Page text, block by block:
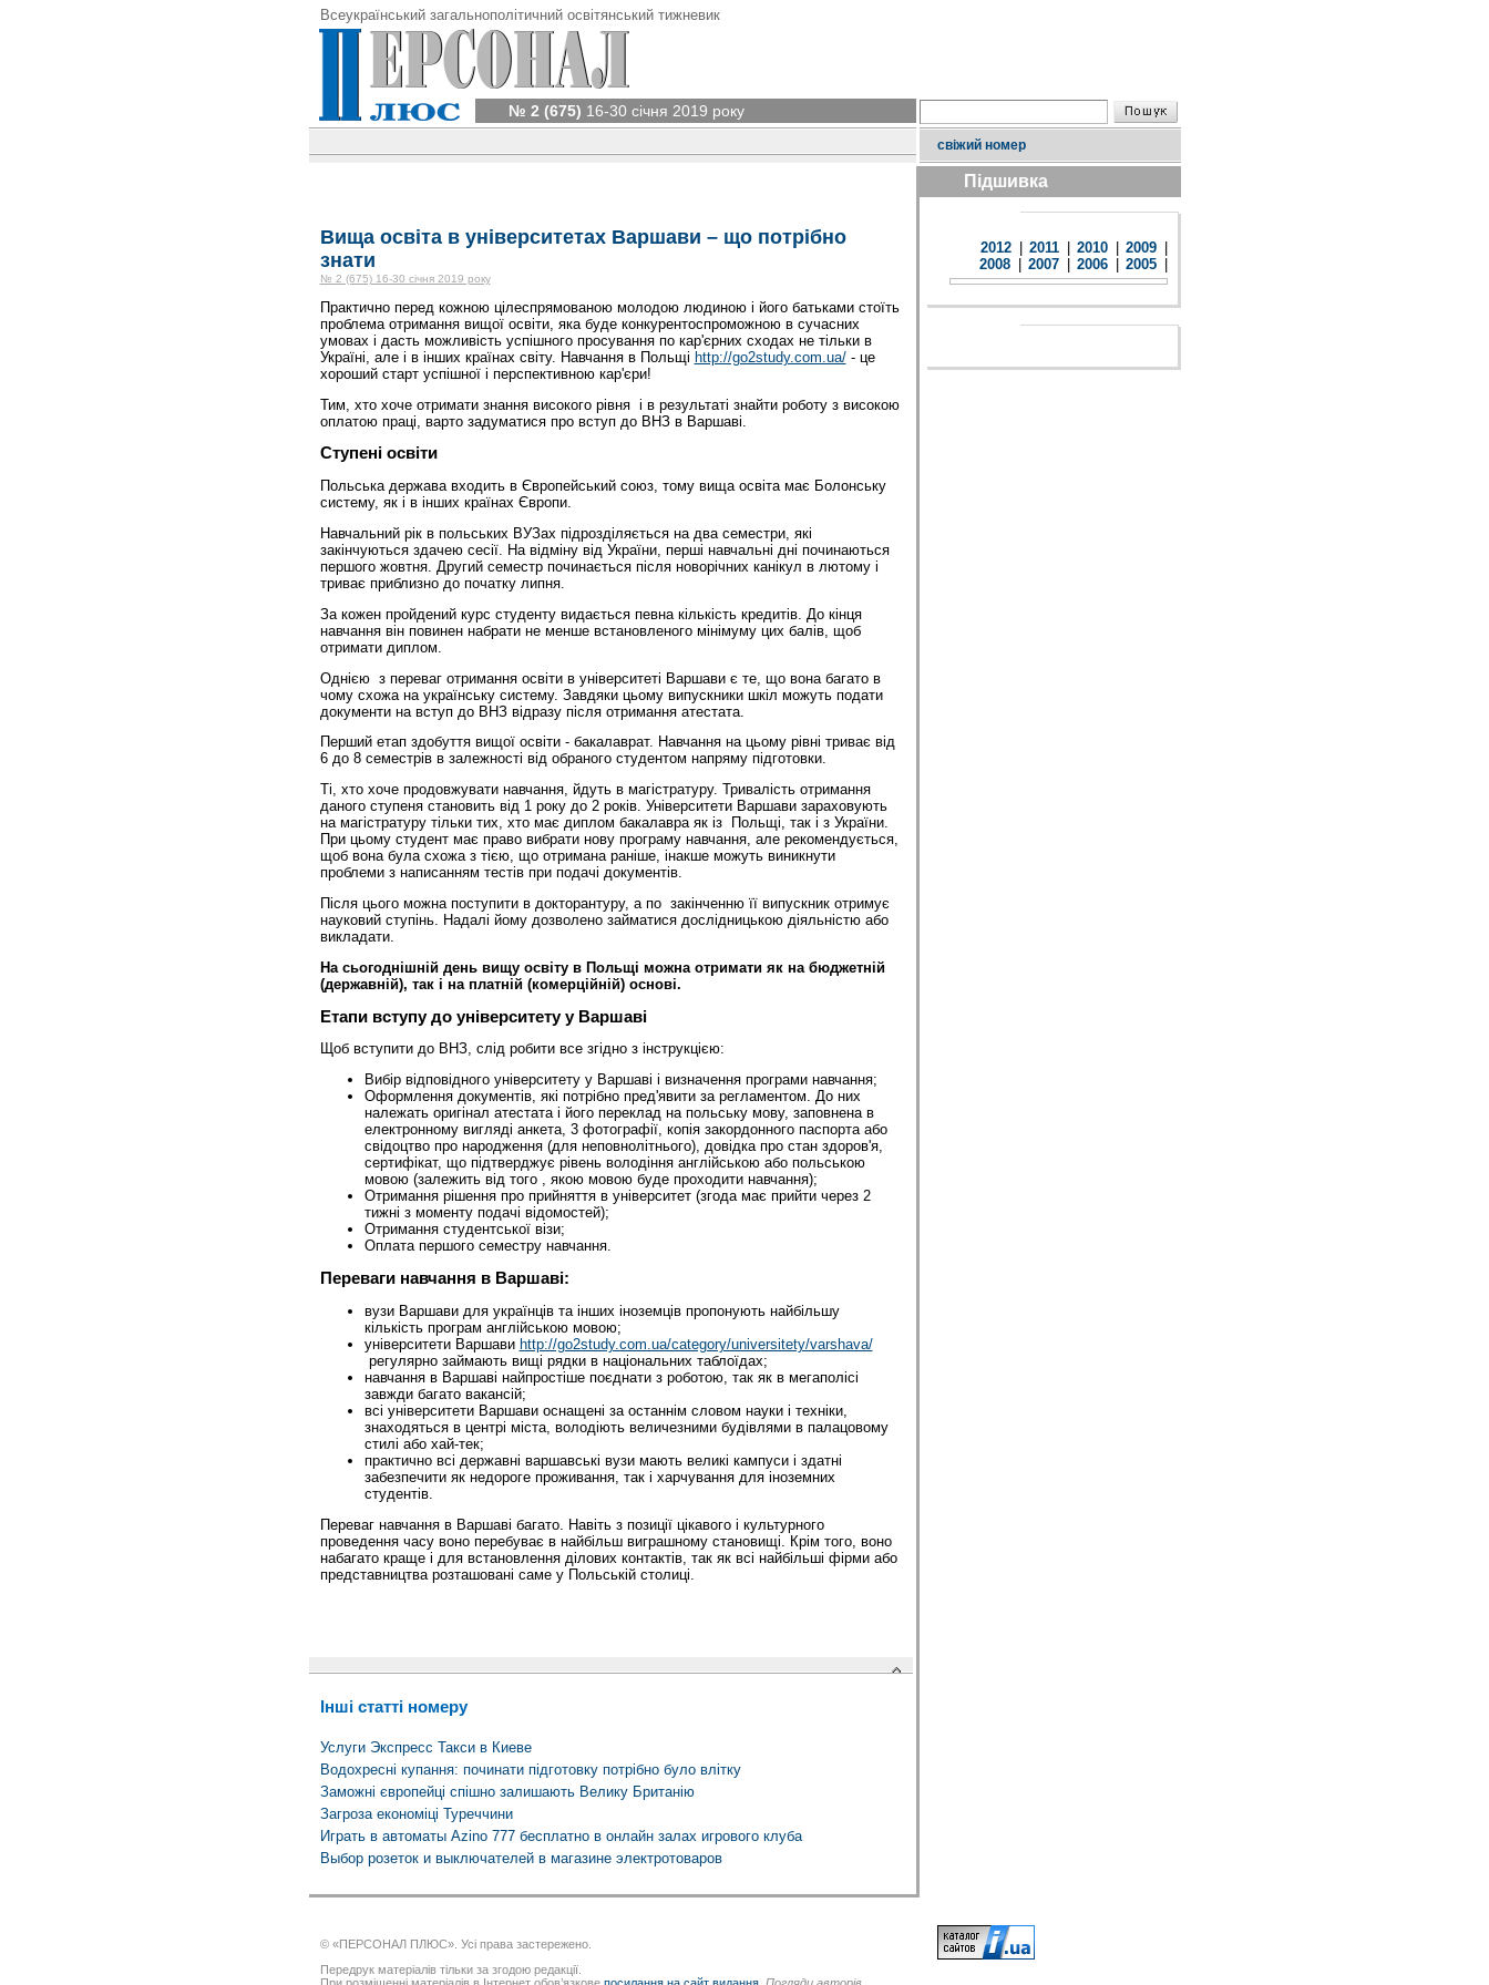
Всеукраїнський загальнополітичний освітянський тижневик
№ 2 (675) 16-30 січня 2019 року
свіжий номер
Вища освіта в університетах Варшави – що потрібно
знати
№ 2 (675) 16-30 січня 2019 року
Практично перед кожною цілеспрямованою молодою людиною і його батьками стоїть
проблема отримання вищої освіти, яка буде конкурентоспроможною в сучасних
умовах і дасть можливість успішного просування по кар'єрних сходах не тільки в
Україні, але і в інших країнах світу. Навчання в Польщі http://go2study.com.ua/ - це
хороший старт успішної і перспективною кар'єри!
Тим, хто хоче отримати знання високого рівня і в результаті знайти роботу з високою
оплатою праці, варто задуматися про вступ до ВНЗ в Варшаві.
Ступені освіти
Польська держава входить в Європейський союз, тому вища освіта має Болонську
систему, як і в інших країнах Європи.
Навчальний рік в польських ВУЗах підрозділяється на два семестри, які
закінчуються здачею сесії. На відміну від України, перші навчальні дні починаються
першого жовтня. Другий семестр починається після новорічних канікул в лютому і
триває приблизно до початку липня.
За кожен пройдений курс студенту видається певна кількість кредитів. До кінця
навчання він повинен набрати не менше встановленого мінімуму цих балів, щоб
отримати диплом.
Однією з переваг отримання освіти в університеті Варшави є те, що вона багато в
чому схожа на українську систему. Завдяки цьому випускники шкіл можуть подати
документи на вступ до ВНЗ відразу після отримання атестата.
Перший етап здобуття вищої освіти - бакалаврат. Навчання на цьому рівні триває від
6 до 8 семестрів в залежності від обраного студентом напряму підготовки.
Ті, хто хоче продовжувати навчання, йдуть в магістратуру. Тривалість отримання
даного ступеня становить від 1 року до 2 років. Університети Варшави зараховують
на магістратуру тільки тих, хто має диплом бакалавра як із Польщі, так і з України.
При цьому студент має право вибрати нову програму навчання, але рекомендується,
щоб вона була схожа з тією, що отримана раніше, інакше можуть виникнути
проблеми з написанням тестів при подачі документів.
Після цього можна поступити в докторантуру, а по закінченню її випускник отримує
науковий ступінь. Надалі йому дозволено займатися дослідницькою діяльністю або
викладати.
На сьогоднішній день вищу освіту в Польщі можна отримати як на бюджетній
(державній), так і на платній (комерційній) основі.
Етапи вступу до університету у Варшаві
Щоб вступити до ВНЗ, слід робити все згідно з інструкцією:
Вибір відповідного університету у Варшаві і визначення програми навчання;
Оформлення документів, які потрібно пред'явити за регламентом. До них
належать оригінал атестата і його переклад на польську мову, заповнена в
електронному вигляді анкета, 3 фотографії, копія закордонного паспорта або
свідоцтво про народження (для неповнолітнього), довідка про стан здоров'я,
сертифікат, що підтверджує рівень володіння англійською або польською
мовою (залежить від того , якою мовою буде проходити навчання);
Отримання рішення про прийняття в університет (згода має прийти через 2
тижні з моменту подачі відомостей);
Отримання студентської візи;
Оплата першого семестру навчання.
Переваги навчання в Варшаві:
вузи Варшави для українців та інших іноземців пропонують найбільшу
кількість програм англійською мовою;
університети Варшави http://go2study.com.ua/category/universitety/varshava/
регулярно займають вищі рядки в національних таблоїдах;
навчання в Варшаві найпростіше поєднати з роботою, так як в мегаполісі
завжди багато вакансій;
всі університети Варшави оснащені за останнім словом науки і техніки,
знаходяться в центрі міста, володіють величезними будівлями в палацовому
стилі або хай-тек;
практично всі державні варшавські вузи мають великі кампуси і здатні
забезпечити як недороге проживання, так і харчування для іноземних
студентів.
Переваг навчання в Варшаві багато. Навіть з позиції цікавого і культурного
проведення часу воно перебуває в найбільш виграшному становищі. Крім того, воно
набагато краще і для встановлення ділових контактів, так як всі найбільші фірми або
представництва розташовані саме у Польській столиці.
Інші статті номеру
Услуги Экспресс Такси в Киеве
Водохресні купання: починати підготовку потрібно було влітку
Заможні європейці спішно залишають Велику Британію
Загроза економіці Туреччини
Играть в автоматы Azino 777 бесплатно в онлайн залах игрового клуба
Выбор розеток и выключателей в магазине электротоваров
Підшивка
2012 2011 2010 2009
2008
2007 2006 2005
© «ПЕРСОНАЛ ПЛЮС». Усі права застережено.
Передрук матеріалів тільки за згодою редакції.